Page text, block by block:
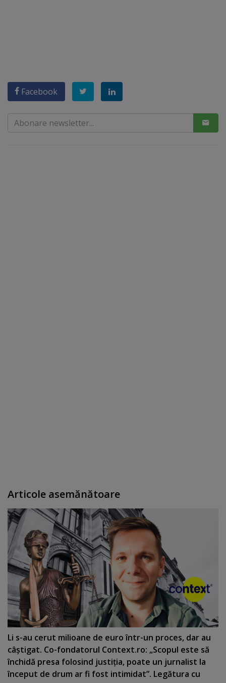
Facebook
Articole asemănătoare
Li s-au cerut milioane de euro într-un proces, dar au
câştigat. Co-fondatorul Context.ro: „Scopul este să
închidă presa folosind justiţia, poate un jurnalist la
început de drum ar fi fost intimidat”. Legătura cu